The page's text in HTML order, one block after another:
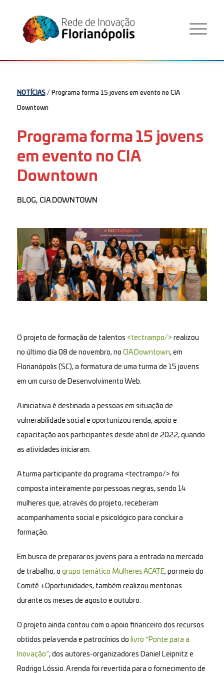
NOTÍCIAS/ Programa forma 15 jovens em evento no CIA
Downtown
Programa forma 15 jovens
em evento no CIA
Downtown
BLOG, CIA DOWNTOWN
O projeto de formação de talentos <tectrampo/> realizou
no último dia 08 de novembro, no CIA Downtown, em
Florianópolis (SC), a formatura de uma turma de 15 jovens
em um curso de Desenvolvimento Web.
A iniciativa é destinada a pessoas em situação de
vulnerabilidade social e oportunizou renda, apoio e
capacitação aos participantes desde abril de 2022, quando
as atividades iniciaram.
A turma participante do programa <tectrampo/> foi
composta inteiramente por pessoas negras, sendo 14
mulheres que, através do projeto, receberam
acompanhamento social e psicológico para concluir a
formação.
Em busca de preparar os jovens para a entrada no mercado
de trabalho, o grupo temático Mulheres ACATE, por meio do
Comitê +Oportunidades, também realizou mentorias
durante os meses de agosto e outubro.
O projeto ainda contou com o apoio financeiro dos recursos
obtidos pela venda e patrocínios do livro “Ponte para a
Inovação”, dos autores-organizadores Daniel Leipnitz e
Rodrigo Lóssio. A renda foi revertida para o fornecimento de